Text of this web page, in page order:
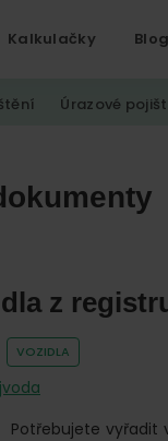
Kalkulačky Blog
Úrazové
z
VOZIDLA
Potřebujete vyřadit